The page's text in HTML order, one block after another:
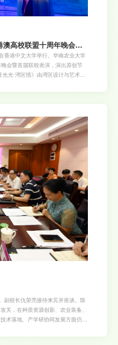
高校联盟十周年晚会并
香港中文大学举行。华南农业大学
会暨首届联校表演，演出原创节
光·湾区情》由湾区设计与艺术学
副校长仇荣亮接待来宾并座谈。陈
关，在种质资源创新、农业装备、
术落地、产学研协同发展方面仍有